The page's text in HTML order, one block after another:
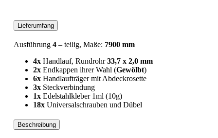
Lieferumfang
Ausführung 4 – teilig, Maße: 7900 mm
4x Handlauf, Rundrohr33,7 x 2,0 mm
2x Endkappen ihrer Wahl (Gewölbt)
6x Handlaufträger mit Abdeckrosette
3x Steckverbindung
1x Edelstahlkleber 1ml (10g)
18x Universalschrauben und Dübel
Beschreibung